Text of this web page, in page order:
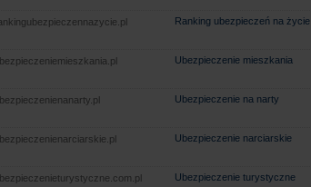
Ranking ubezpieczeń na życie
Ubezpieczenie mieszkania
Ubezpieczenie na narty
Ubezpieczenie narciarskie
Ubezpieczenie turystyczne